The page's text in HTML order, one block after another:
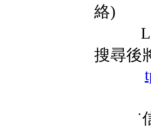
絡)
LINE
搜尋後
˙